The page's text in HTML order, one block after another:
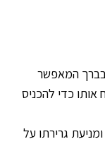
בברך המאפשר
אותו כדי להכניס
גרירתו על